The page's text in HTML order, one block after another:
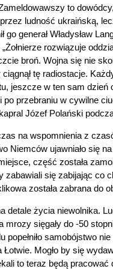
to
ludność ukraińską,
go generał Władysław
„Żołnierze rozwiązuje
broń. Wojna się nie
tę radiostacje.
jeszcze w ten sam dzień
po przebraniu w cywilne
Józef Polański
na wspomnienia z
Niemców ujawniało się
część została
zabawiali się zabijając co
została zabrana do
detale życia niewolnika.
mrozy sięgały do -50
popełniło samobójstwo
Łotwie. Mogło by się
to teraz będą pracować